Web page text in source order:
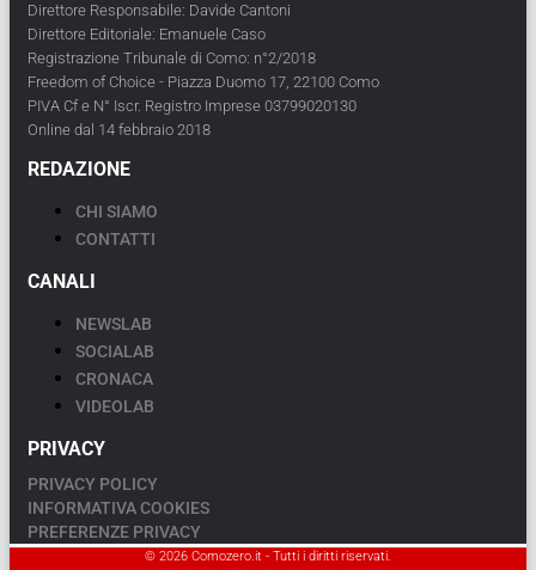
Direttore Responsabile: Davide Cantoni
Direttore Editoriale: Emanuele Caso
Registrazione Tribunale di Como: n°2/2018
Freedom of Choice - Piazza Duomo 17, 22100 Como
PIVA Cf e N° Iscr. Registro Imprese 03799020130
Online dal 14 febbraio 2018
REDAZIONE
CHI SIAMO
CONTATTI
CANALI
NEWSLAB
SOCIALAB
CRONACA
VIDEOLAB
PRIVACY
PRIVACY POLICY
INFORMATIVA COOKIES
PREFERENZE PRIVACY
© 2026 Comozero.it - Tutti i diritti riservati.